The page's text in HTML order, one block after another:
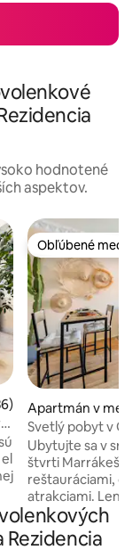
hodnotené
aspektov.
ohodnotenie 4,96 z
Obľúbené medzi
Obľúbené medzi
Apartmán v
sh
Svetlý pobyt v
centrálna poloha
Ubytujte sa v
štvrti Marrákeša,
reštauráciami,
atrakciami. Len
Carré Eden a 900
nádražia
bod na objavovanie